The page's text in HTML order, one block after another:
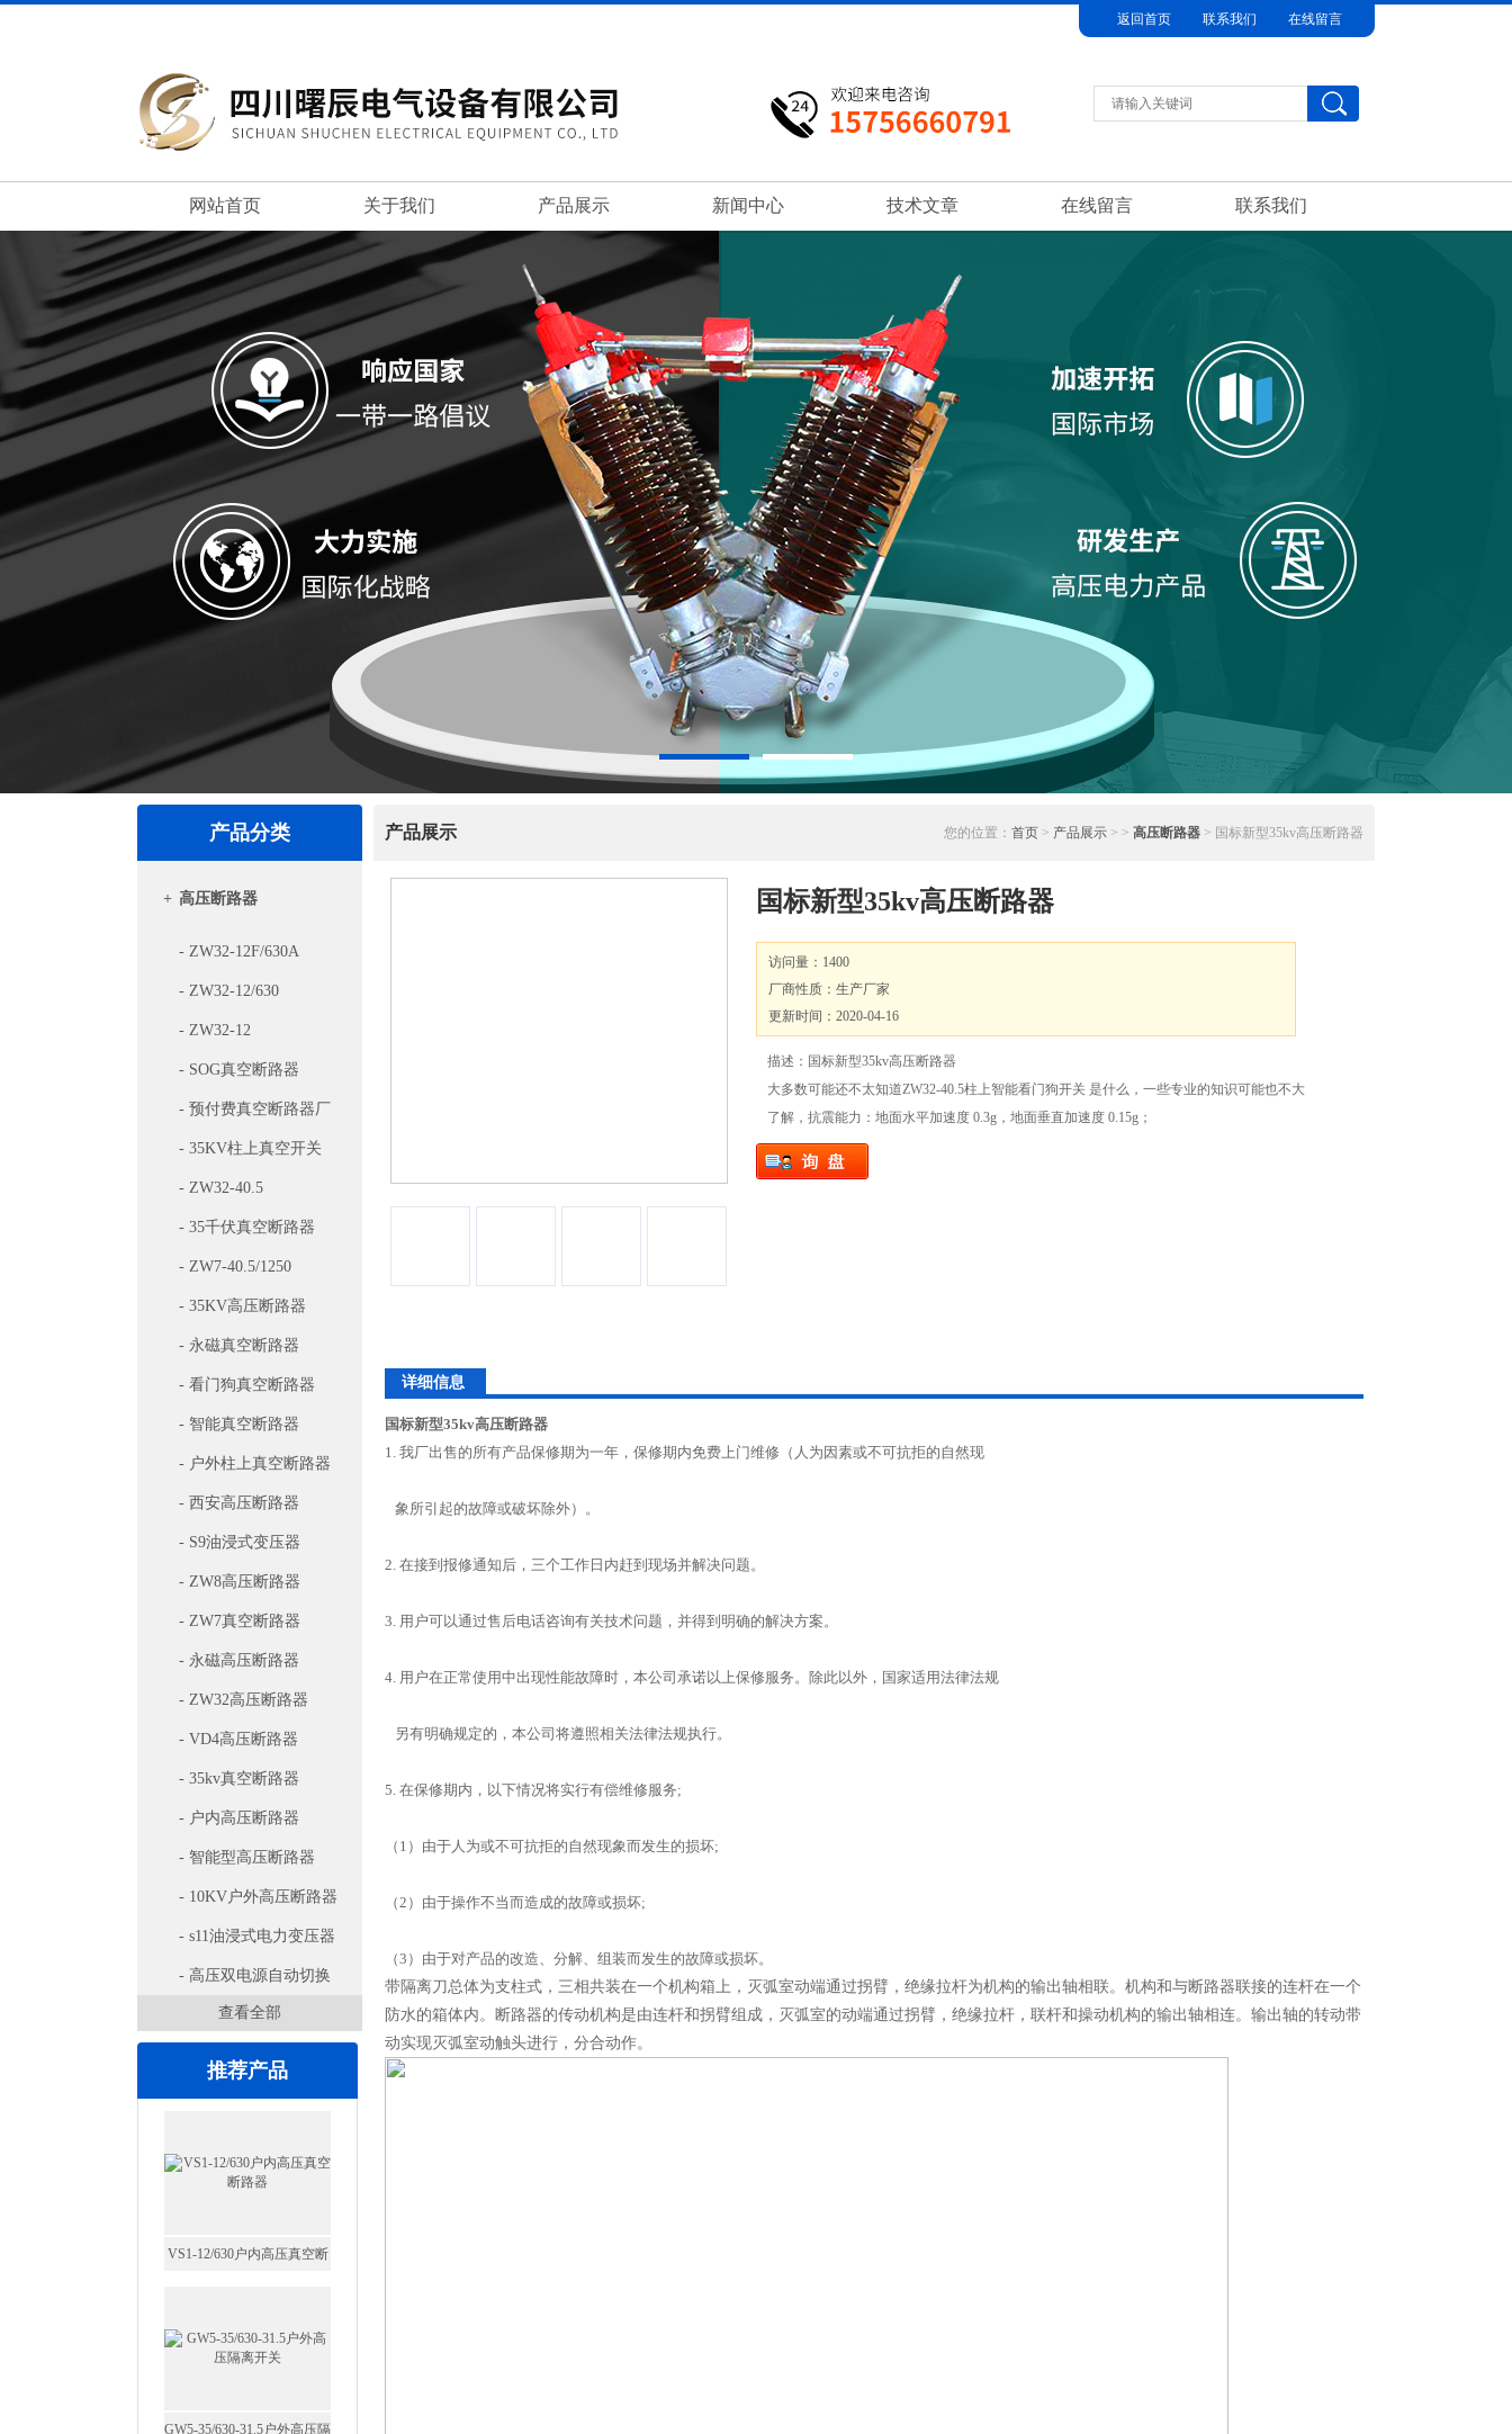
返回首页 联系我们 在线留言
网站首页 关于我们 产品展示 新闻中心 技术文章 在线留言 联系我们
产品分类
+ 高压断路器
- ZW32-12F/630A
- ZW32-12/630
- ZW32-12
- SOG真空断路器
- 预付费真空断路器厂
- 35KV柱上真空开关
- ZW32-40.5
- 35千伏真空断路器
- ZW7-40.5/1250
- 35KV高压断路器
- 永磁真空断路器
- 看门狗真空断路器
- 智能真空断路器
- 户外柱上真空断路器
- 西安高压断路器
- S9油浸式变压器
- ZW8高压断路器
- ZW7真空断路器
- 永磁高压断路器
- ZW32高压断路器
- VD4高压断路器
- 35kv真空断路器
- 户内高压断路器
- 智能型高压断路器
- 10KV户外高压断路器
- s11油浸式电力变压器
- 高压双电源自动切换
查看全部
推荐产品
产品展示 您的位置： 首页 > 产品展示 > > 高压断路器 > 国标新型35kv高压断路器
国标新型35kv高压断路器
访问量：1400
厂商性质：生产厂家
更新时间：2020-04-16
描述：国标新型35kv高压断路器
大多数可能还不太知道ZW32-40.5柱上智能看门狗开关 是什么，一些专业的知识可能也不大
了解，抗震能力：地面水平加速度 0.3g，地面垂直加速度 0.15g；
详细信息
国标新型35kv高压断路器
1. 我厂出售的所有产品保修期为一年，保修期内免费上门维修（人为因素或不可抗拒的自然现
象所引起的故障或破坏除外）。
2. 在接到报修通知后，三个工作日内赶到现场并解决问题。
3. 用户可以通过售后电话咨询有关技术问题，并得到明确的解决方案。
4. 用户在正常使用中出现性能故障时，本公司承诺以上保修服务。除此以外，国家适用法律法规
另有明确规定的，本公司将遵照相关法律法规执行。
5. 在保修期内，以下情况将实行有偿维修服务;
（1）由于人为或不可抗拒的自然现象而发生的损坏;
（2）由于操作不当而造成的故障或损坏;
（3）由于对产品的改造、分解、组装而发生的故障或损坏。
带隔离刀总体为支柱式，三相共装在一个机构箱上，灭弧室动端通过拐臂，绝缘拉杆为机构的输出轴相联。机构和与断路器联接的连杆在一个
防水的箱体内。断路器的传动机构是由连杆和拐臂组成，灭弧室的动端通过拐臂，绝缘拉杆，联杆和操动机构的输出轴相连。输出轴的转动带
动实现灭弧室动触头进行，分合动作。